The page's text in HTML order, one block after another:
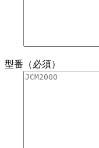
型番（必須）